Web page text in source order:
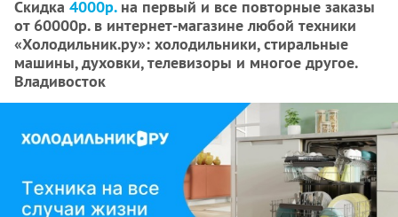
Скидка 4000р.на первый и все повторные заказы
от 60000р. в интернет-магазине любой техники
«Холодильник.ру»: холодильники, стиральные
машины, духовки, телевизоры и многое другое.
Владивосток